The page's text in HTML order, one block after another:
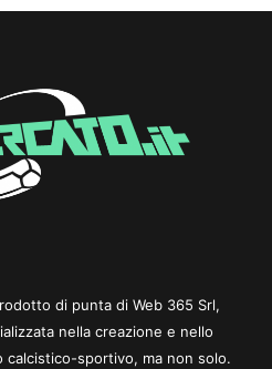
di punta di Web 365 Srl,
nella creazione e nello
sportivo, ma non solo.